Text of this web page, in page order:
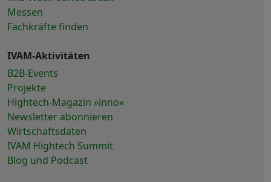
Messen
Fachkräfte finden
IVAM-Aktivitäten
B2B-Events
Projekte
Hightech-Magazin »inno«
Newsletter abonnieren
Wirtschaftsdaten
IVAM Hightech Summit
Blog und Podcast